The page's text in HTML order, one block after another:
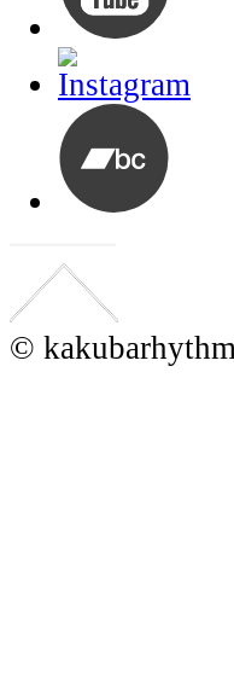
© kakubarhythm